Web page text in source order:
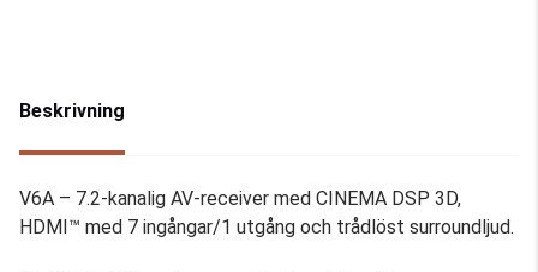
Beskrivning
V6A – 7.2-kanalig AV-receiver med CINEMA DSP 3D,
HDMI™ med 7 ingångar/1 utgång och trådlöst surroundljud.